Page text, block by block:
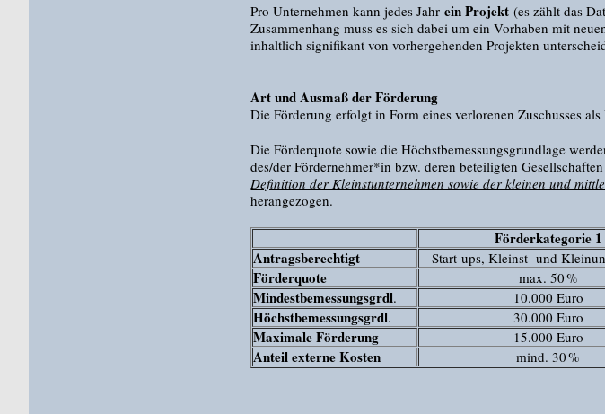
Pro Unternehmen kann jedes Jahrein Projekt (es zählt das
Zusammenhang muss es sich dabei um ein Vorhaben mit
inhaltlich signifikant von vorhergehenden Projekten
Art und Ausmaß der Förderung
Die Förderung erfolgt in Form eines verlorenen Zuschusses
Die Förderquote sowie die Höchstbemessungsgrundlage
des/der Fördernehmer*in bzw. deren beteiligten
Definition der Kleinstunternehmen sowie der kleinen und
herangezogen.
Förderkategorie 1
Antragsberechtigt
Start-ups, Kleinst- und
Förderquote max. 50 %
Mindestbemessungsgrdl. 10.000 Euro
Höchstbemessungsgrdl. 30.000 Euro
Maximale Förderung 15.000 Euro
Anteil externe Kosten mind. 30 %